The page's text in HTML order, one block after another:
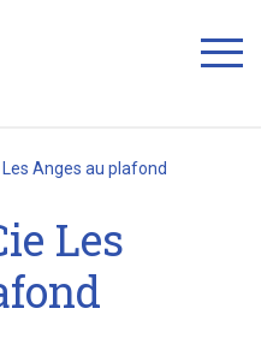
Les Anges au plafond
Les